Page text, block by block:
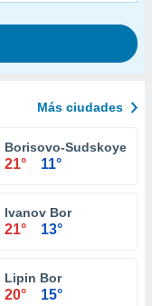
Más ciudades
Borisovо-Sudskoye
21° 11°
Ivanov Bor
21° 13°
Lipin Bor
20° 15°